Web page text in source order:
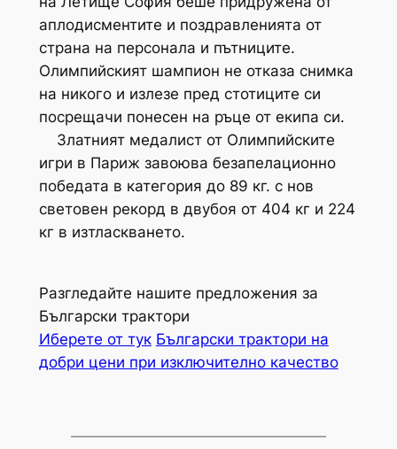
аплодисментите и поздравленията от
страна на персонала и пътниците.
Олимпийският шампион не отказа снимка
на никого и излезе пред стотиците си
посрещачи понесен на ръце от екипа си.
Златният медалист от Олимпийските
игри в Париж завоюва безапелационно
победата в категория до 89 кг. с нов
световен рекорд в двубоя от 404 кг и 224
кг в изтласкването.
Разгледайте нашите предложения за
Български трактори
Иберете от тук Български трактори на
добри цени при изключително качество